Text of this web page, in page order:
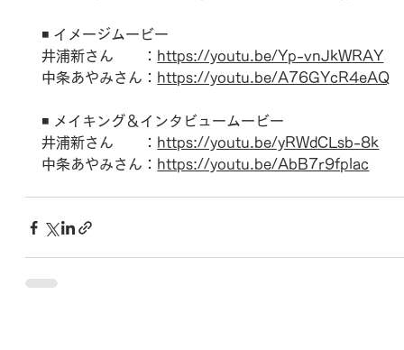
◾️ イメージムービー
井浦新さん　　： https://youtu.be/Yp-vnJkWRAY
中条あやみさん： https://youtu.be/A76GYcR4eAQ
◾️ メイキング＆インタビュームービー
井浦新さん　　： https://youtu.be/yRWdCLsb-8k
中条あやみさん： https://youtu.be/AbB7r9fplac